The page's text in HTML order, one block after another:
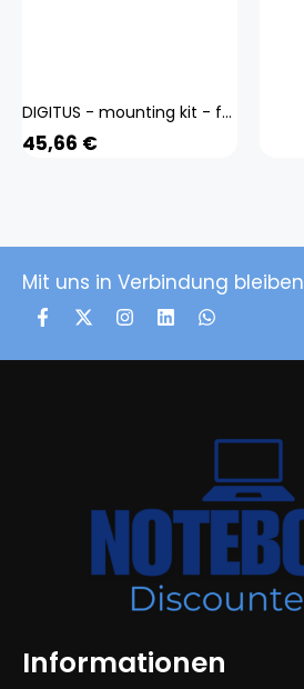
DIGITUS - mounting kit - for monitor / notebook - universal - matte black Up to 32" (monitor) / up to 15.6" (notebook) 100 x 100 mm
45,66 €
Mit uns in Verbindung bleiben
Informationen